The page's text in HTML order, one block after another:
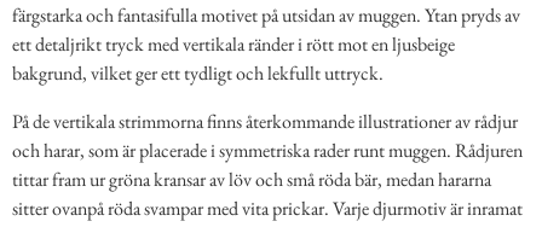
färgstarka och fantasifulla motivet på utsidan av muggen. Ytan pryds av
ett detaljrikt tryck med vertikala ränder i rött mot en ljusbeige
bakgrund, vilket ger ett tydligt och lekfullt uttryck.
På de vertikala strimmorna finns återkommande illustrationer av rådjur
och harar, som är placerade i symmetriska rader runt muggen. Rådjuren
tittar fram ur gröna kransar av löv och små röda bär, medan hararna
sitter ovanpå röda svampar med vita prickar. Varje djurmotiv är inramat